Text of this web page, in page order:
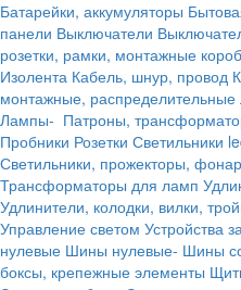
Батарейки, аккумуляторы
панели Выключатели
розетки, рамки, монтажные
Изолента Кабель, шнур, провод
монтажные, распределительные
Лампы- Патроны,
Пробники Розетки Светильники
Светильники, прожекторы,
Трансформаторы для ламп
Удлинители, колодки, вилки,
Управление светом Устройства
нулевые Шины нулевые- Шины
боксы, крепежные элементы